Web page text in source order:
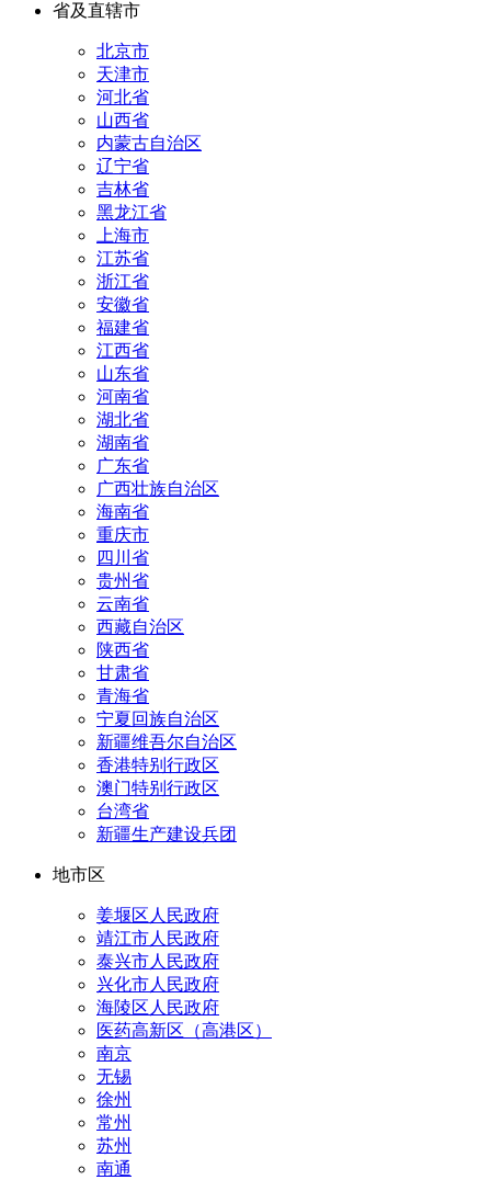
省及直辖市
北京市
天津市
河北省
山西省
内蒙古自治区
辽宁省
吉林省
黑龙江省
上海市
江苏省
浙江省
安徽省
福建省
江西省
山东省
河南省
湖北省
湖南省
广东省
广西壮族自治区
海南省
重庆市
四川省
贵州省
云南省
西藏自治区
陕西省
甘肃省
青海省
宁夏回族自治区
新疆维吾尔自治区
香港特别行政区
澳门特别行政区
台湾省
新疆生产建设兵团
地市区
姜堰区人民政府
靖江市人民政府
泰兴市人民政府
兴化市人民政府
海陵区人民政府
医药高新区（高港区）
南京
无锡
徐州
常州
苏州
南通